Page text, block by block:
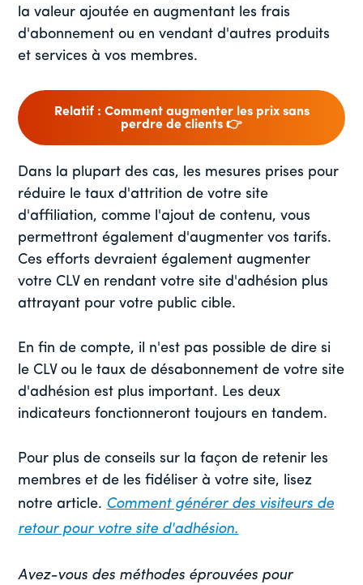
la valeur ajoutée en augmentant les frais
d'abonnement ou en vendant d'autres produits
et services à vos membres.
Relatif : Comment augmenter les prix sans
perdre de clients 👉
Dans la plupart des cas, les mesures prises pour
réduire le taux d'attrition de votre site
d'affiliation, comme l'ajout de contenu, vous
permettront également d'augmenter vos tarifs.
Ces efforts devraient également augmenter
votre CLV en rendant votre site d'adhésion plus
attrayant pour votre public cible.
En fin de compte, il n'est pas possible de dire si
le CLV ou le taux de désabonnement de votre site
d'adhésion est plus important. Les deux
indicateurs fonctionneront toujours en tandem.
Pour plus de conseils sur la façon de retenir les
membres et de les fidéliser à votre site, lisez
notre article. Comment générer des visiteurs de
retour pour votre site d'adhésion.
Avez-vous des méthodes éprouvées pour